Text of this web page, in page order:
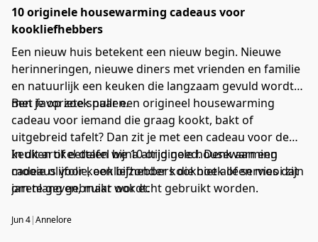
10 originele housewarming cadeaus voor
kookliefhebbers
Een nieuw huis betekent een nieuw begin. Nieuwe
herinneringen, nieuwe diners met vrienden en familie
en natuurlijk een keuken die langzaam gevuld wordt
met favoriete spullen.
Ben je op zoek naar een origineel housewarming
cadeau voor iemand die graag kookt, bakt of
uitgebreid tafelt? Dan zit je met een cadeau voor de
keuken of eettafel bijna altijd goed. Denk aan een
mooie olijfolie, een bijzonder kookboek of servies dat
jarenlang gebruikt wordt.
In dit artikel delen we 10 originele housewarming
cadeaus voor kookliefhebbers die niet alleen mooi zijn
om te geven, maar ook echt gebruikt worden.
Jun 4|Annelore